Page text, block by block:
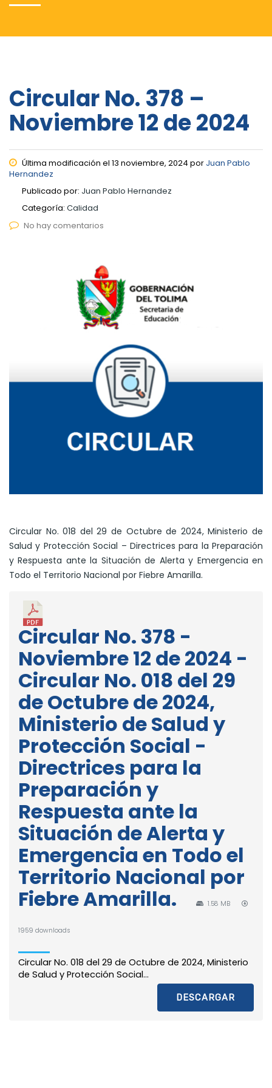
Circular No. 378 –
Noviembre 12 de 2024
Última modificación el 13 noviembre, 2024 por Juan Pablo
Hernandez
Publicado por: Juan Pablo Hernandez
Categoría: Calidad
No hay comentarios
Circular No. 018 del 29 de Octubre de 2024, Ministerio de
Salud y Protección Social – Directrices para la Preparación
y Respuesta ante la Situación de Alerta y Emergencia en
Todo el Territorio Nacional por Fiebre Amarilla.
Circular No. 378 -
Noviembre 12 de 2024 -
Circular No. 018 del 29
de Octubre de 2024,
Ministerio de Salud y
Protección Social -
Directrices para la
Preparación y
Respuesta ante la
Situación de Alerta y
Emergencia en Todo el
Territorio Nacional por
Fiebre Amarilla.
1.58 MB
1959 downloads
Circular No. 018 del 29 de Octubre de 2024, Ministerio
de Salud y Protección Social...
DESCARGAR